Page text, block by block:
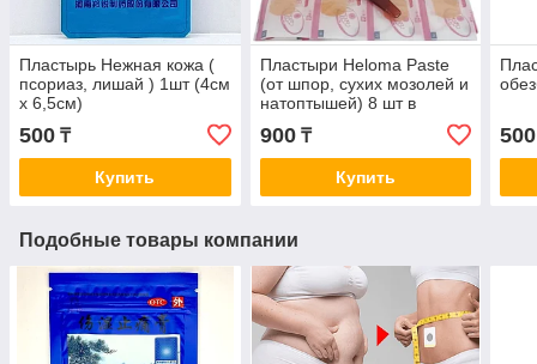
Пластырь Нежная кожа (
псориаз, лишай ) 1шт (4см
x 6,5см)
500 ₸
Купить
Пластыри Heloma Paste
(от шпор, сухих мозолей и
натоптышей) 8 шт в
упаковке
900₸
Купить
500
Подобные товары компании